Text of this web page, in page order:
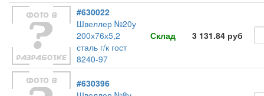
#630022
Швеллер №20у
200х76х5,2
сталь г/к гост
8240-97
Склад 3 131.84 руб
#630396